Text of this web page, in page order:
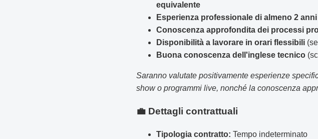
equivalente
Esperienza professionale di almeno 2 anni
Conoscenza approfondita dei processi
Disponibilità a lavorare in orari flessibili
Buona conoscenza dell'inglese tecnico
Saranno valutate positivamente esperienze
show o programmi live, nonché la conoscenza
💼 Dettagli contrattuali
Tipologia contratto: Tempo indeterminato